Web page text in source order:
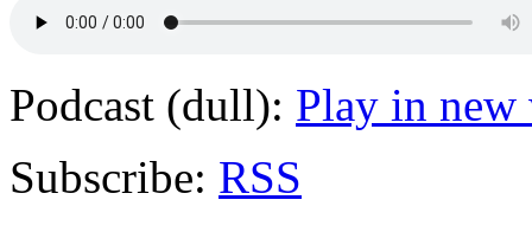
Podcast (dull): Play in
Subscribe: RSS